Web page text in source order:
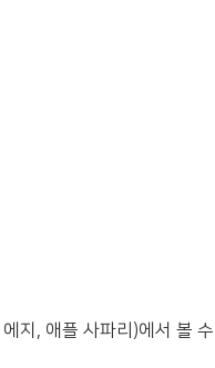
지, 애플 사파리)에서 볼